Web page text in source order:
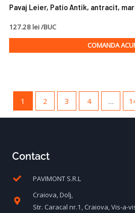
Pavaj Leier, Patio Antik, antracit,
127.28 lei /BUC
COMANDA
1 2 3 4 …
Contact
PAVIMONT S.R.L
Craiova, Dolj,
Str. Caracal nr.1, Craiova, Vis-a-